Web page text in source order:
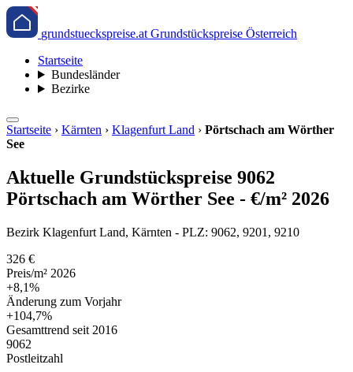
grundstueckspreise.at Grundstückspreise Österreich
Startseite
Bundesländer
Bezirke
Startseite › Kärnten › Klagenfurt Land › Pörtschach am Wörther
See
Aktuelle Grundstückspreise 9062
Pörtschach am Wörther See - €/m² 2026
Bezirk Klagenfurt Land, Kärnten - PLZ: 9062, 9201, 9210
326 €
Preis/m² 2026
+8,1%
Änderung zum Vorjahr
+104,7%
Gesamttrend seit 2016
9062
Postleitzahl